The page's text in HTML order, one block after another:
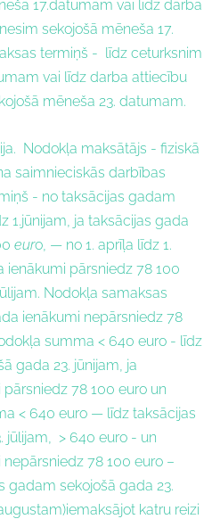
17.datumam vai līdz darba
sekojošā mēneša 17.
termiņš - līdz ceturksnim
vai līdz darba attiecību
mēneša 23. datumam.
Nodokļa maksātājs - fiziskā
saimnieciskās darbības
- no taksācijas gadam
1.jūnijam, ja taksācijas gada
euro, — no 1. aprīļa līdz 1.
ienākumi pārsniedz 78 100
Nodokļa samaksas
ienākumi nepārsniedz 78
summa < 640 euro - līdz
gada 23. jūnijam, ja
pārsniedz 78 100 euro un
< 640 euro — līdz taksācijas
jūlijam, > 640 euro - un
nepārsniedz 78 100 euro –
gadam sekojošā gada 23.
katru reizi